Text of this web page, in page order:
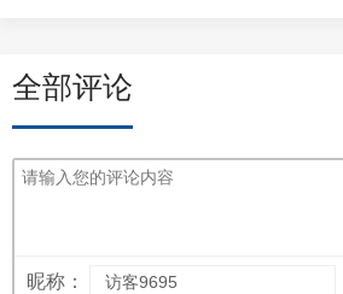
全部评论
昵称：